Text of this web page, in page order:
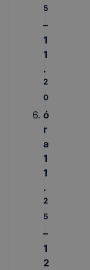
5
–
1
1
.
2
0
ó
r
a
1
1
.
2
5
–
1
2